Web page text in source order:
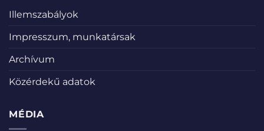
Illemszabályok
Impresszum, munkatársak
Archívum
Közérdekű adatok
MÉDIA